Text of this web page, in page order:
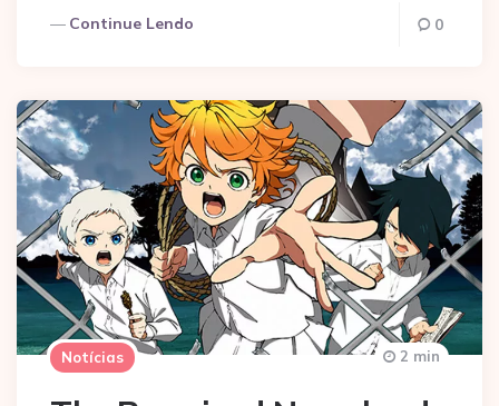
Continue Lendo 0
Notícias 2 min